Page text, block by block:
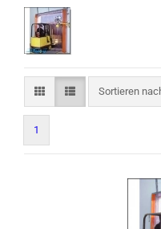
Sortieren
Sortieren
1